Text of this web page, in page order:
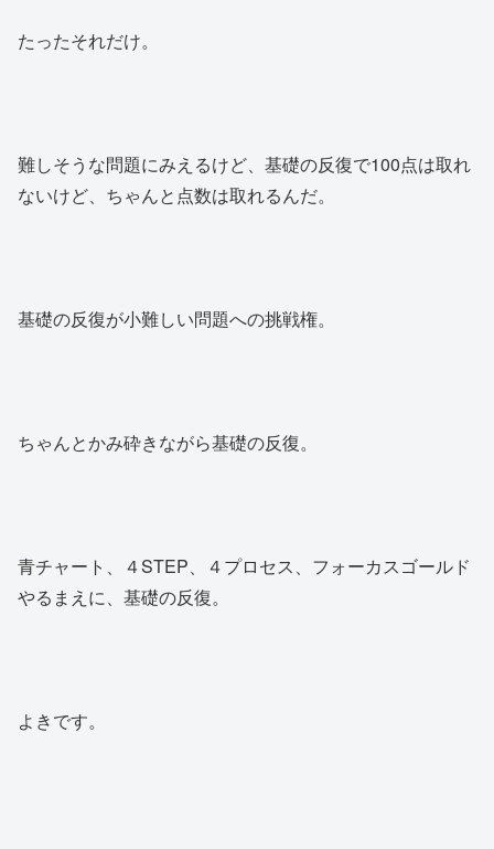
たったそれだけ。
難しそうな問題にみえるけど、基礎の反復で100点は取れ
ないけど、ちゃんと点数は取れるんだ。
基礎の反復が小難しい問題への挑戦権。
ちゃんとかみ砕きながら基礎の反復。
青チャート、４STEP、４プロセス、フォーカスゴールド
やるまえに、基礎の反復。
よきです。